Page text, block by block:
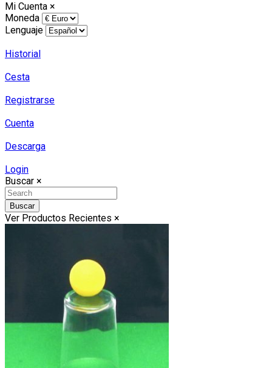
Mi Cuenta ×
Moneda
Lenguaje
Historial
Cesta
Registrarse
Cuenta
Descarga
Login
Buscar ×
Buscar
Ver Productos Recientes ×